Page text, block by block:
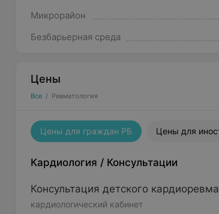
Микрорайон
Безбарьерная среда
Цены
Все / Ревматология
Цены для граждан РБ Цены для
Кардиология / Консультации
Консультация детского
кардиологический кабинет